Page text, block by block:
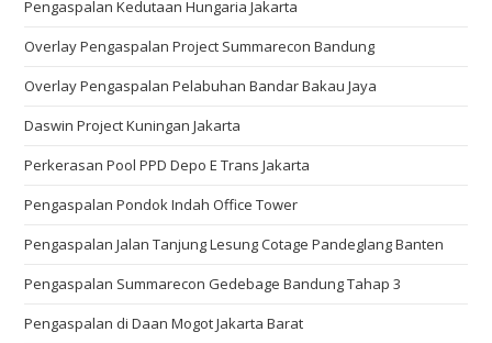
Pengaspalan Kedutaan Hungaria Jakarta
Overlay Pengaspalan Project Summarecon Bandung
Overlay Pengaspalan Pelabuhan Bandar Bakau Jaya
Daswin Project Kuningan Jakarta
Perkerasan Pool PPD Depo E Trans Jakarta
Pengaspalan Pondok Indah Office Tower
Pengaspalan Jalan Tanjung Lesung Cotage Pandeglang Banten
Pengaspalan Summarecon Gedebage Bandung Tahap 3
Pengaspalan di Daan Mogot Jakarta Barat